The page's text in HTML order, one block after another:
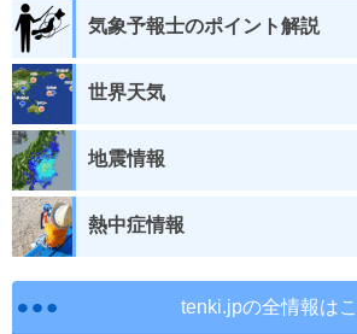
気象予報士のポイント解説
世界天気
地震情報
熱中症情報
tenki.jpの全情報は